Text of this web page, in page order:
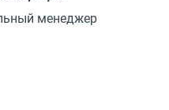
менеджер